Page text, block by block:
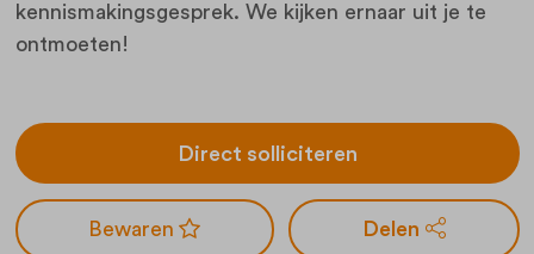
kennismakingsgesprek. We kijken ernaar uit je te
ontmoeten!
Direct solliciteren
Delen